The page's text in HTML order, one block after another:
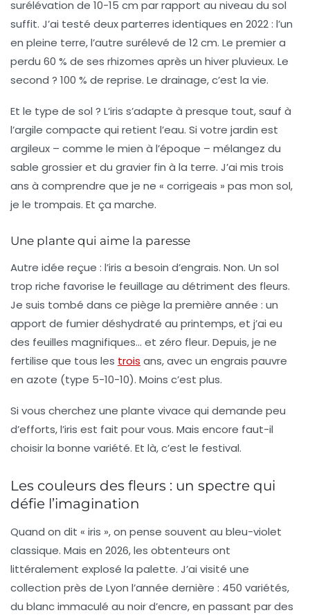
surélévation de 10-15 cm par rapport au niveau du sol
suffit. J’ai testé deux parterres identiques en 2022 : l’un
en pleine terre, l’autre surélevé de 12 cm. Le premier a
perdu 60 % de ses rhizomes après un hiver pluvieux. Le
second ? 100 % de reprise. Le drainage, c’est la vie.
Et le type de sol ? L’iris s’adapte à presque tout, sauf à
l’argile compacte qui retient l’eau. Si votre jardin est
argileux – comme le mien à l’époque – mélangez du
sable grossier et du gravier fin à la terre. J’ai mis trois
ans à comprendre que je ne « corrigeais » pas mon sol,
je le trompais. Et ça marche.
Une plante qui aime la paresse
Autre idée reçue : l’iris a besoin d’engrais. Non. Un sol
trop riche favorise le feuillage au détriment des fleurs.
Je suis tombé dans ce piège la première année : un
apport de fumier déshydraté au printemps, et j’ai eu
des feuilles magnifiques… et zéro fleur. Depuis, je ne
fertilise que tous les trois ans, avec un engrais pauvre
en azote (type 5-10-10). Moins c’est plus.
Si vous cherchez une plante vivace qui demande peu
d’efforts, l’iris est fait pour vous. Mais encore faut-il
choisir la bonne variété. Et là, c’est le festival.
Les couleurs des fleurs : un spectre qui
défie l’imagination
Quand on dit « iris », on pense souvent au bleu-violet
classique. Mais en 2026, les obtenteurs ont
littéralement explosé la palette. J’ai visité une
collection près de Lyon l’année dernière : 450 variétés,
du blanc immaculé au noir d’encre, en passant par des